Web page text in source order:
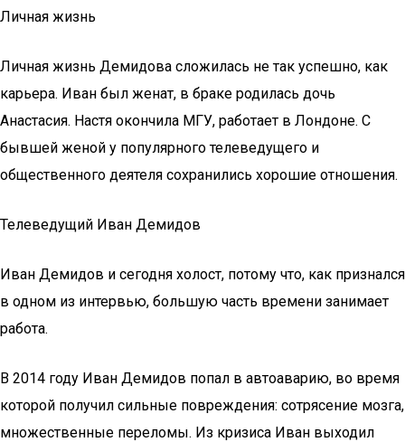
Личная жизнь
Личная жизнь Демидова сложилась не так успешно, как
карьера. Иван был женат, в браке родилась дочь
Анастасия. Настя окончила МГУ, работает в Лондоне. С
бывшей женой у популярного телеведущего и
общественного деятеля сохранились хорошие отношения.
Телеведущий Иван Демидов
Иван Демидов и сегодня холост, потому что, как признался
в одном из интервью, большую часть времени занимает
работа.
В 2014 году Иван Демидов попал в автоаварию, во время
которой получил сильные повреждения: сотрясение мозга,
множественные переломы. Из кризиса Иван выходил